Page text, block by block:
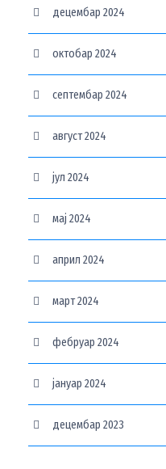
децембар 2024
октобар 2024
септембар 2024
август 2024
јул 2024
мај 2024
април 2024
март 2024
фебруар 2024
јануар 2024
децембар 2023